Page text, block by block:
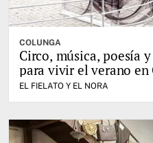
COLUNGA
Circo, música, poesía
para vivir el verano en
EL FIELATO Y EL NORA